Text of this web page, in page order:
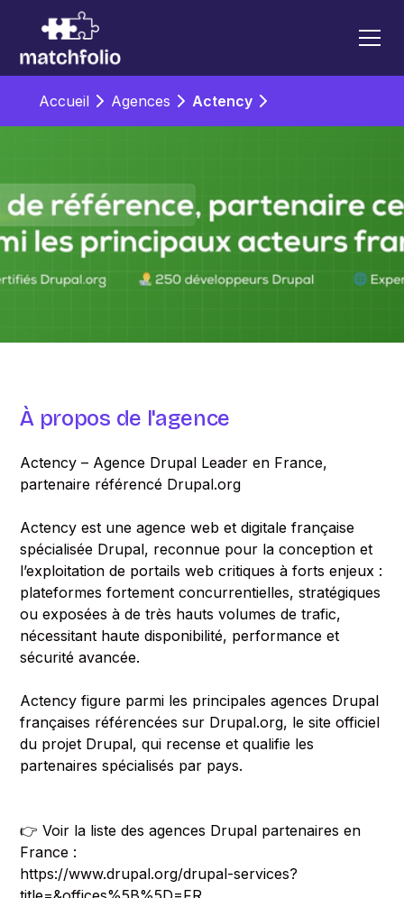
Accueil Agences Actency
À propos de l'agence
Actency – Agence Drupal Leader en France,
partenaire référencé Drupal.org
Actency est une agence web et digitale française
spécialisée Drupal, reconnue pour la conception et
l’exploitation de portails web critiques à forts enjeux :
plateformes fortement concurrentielles, stratégiques
ou exposées à de très hauts volumes de trafic,
nécessitant haute disponibilité, performance et
sécurité avancée.
Actency figure parmi les principales agences Drupal
françaises référencées sur Drupal.org, le site officiel
du projet Drupal, qui recense et qualifie les
partenaires spécialisés par pays.
👉 Voir la liste des agences Drupal partenaires en
France :
https://www.drupal.org/drupal-services?